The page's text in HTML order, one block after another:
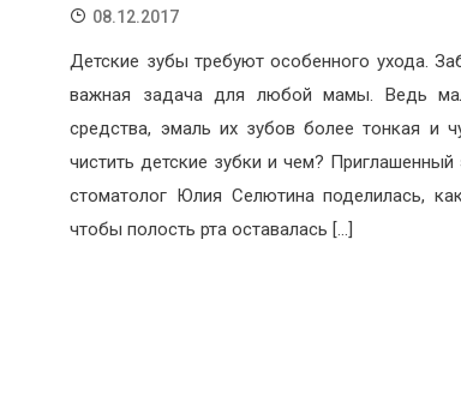
08.12.2017
Детские зубы требуют особенного ухода.
важная задача для любой мамы. Ведь
средства, эмаль их зубов более тонкая и
чистить детские зубки и чем?
стоматолог Юлия Селютина поделилась,
чтобы полость рта оставалась […]